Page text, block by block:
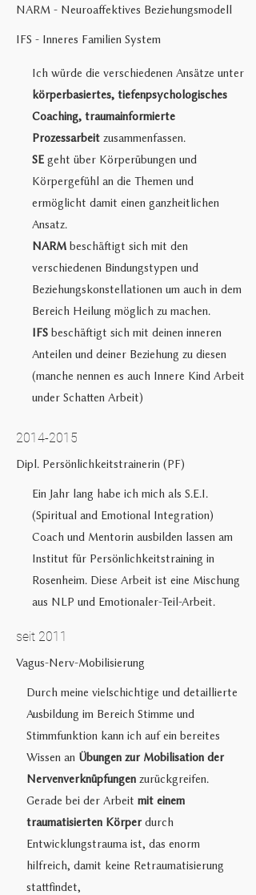
NARM - Neuroaffektives Beziehungsmodell
IFS - Inneres Familien System
Ich würde die verschiedenen Ansätze unter
körperbasiertes, tiefenpsychologisches
Coaching, traumainformierte
Prozessarbeit zusammenfassen.
SE geht über Körperübungen und
Körpergefühl an die Themen und
ermöglicht damit einen ganzheitlichen
Ansatz.
NARM beschäftigt sich mit den
verschiedenen Bindungstypen und
Beziehungskonstellationen um auch in dem
Bereich Heilung möglich zu machen.
IFS beschäftigt sich mit deinen inneren
Anteilen und deiner Beziehung zu diesen
(manche nennen es auch Innere Kind Arbeit
under Schatten Arbeit)
2014-2015
Dipl. Persönlichkeitstrainerin (PF)
Ein Jahr lang habe ich mich als S.E.I.
(Spiritual and Emotional Integration)
Coach und Mentorin ausbilden lassen am
Institut für Persönlichkeitstraining in
Rosenheim. Diese Arbeit ist eine Mischung
aus NLP und Emotionaler-Teil-Arbeit.
seit 2011
Vagus-Nerv-Mobilisierung
Durch meine vielschichtige und detaillierte
Ausbildung im Bereich Stimme und
Stimmfunktion kann ich auf ein bereites
Wissen an Übungen zur Mobilisation der
Nervenverknüpfungen zurückgreifen.
Gerade bei der Arbeit mit einem
traumatisierten Körperdurch
Entwicklungstrauma ist, das enorm
hilfreich, damit keine Retraumatisierung
stattfindet,